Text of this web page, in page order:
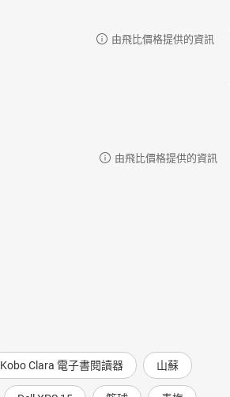
由飛比價格提供的資訊
由飛比價格提供的資訊
Kobo Clara 電子書閱讀器 山蘇